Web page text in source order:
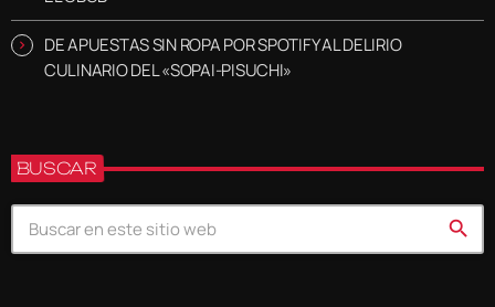
DE APUESTAS SIN ROPA POR SPOTIFY AL DELIRIO
CULINARIO DEL «SOPAI-PISUCHI»
BUSCAR
search